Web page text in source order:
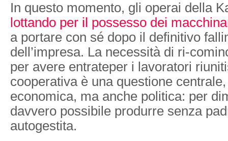
In questo momento, gli operai della
lottando per il possesso dei
a portare con sé dopo il definitivo
dell’impresa. La necessità di ri-
per avere entrateper i lavoratori
cooperativa è una questione
economica, ma anche politica: per
davvero possibile produrre senza
autogestita.